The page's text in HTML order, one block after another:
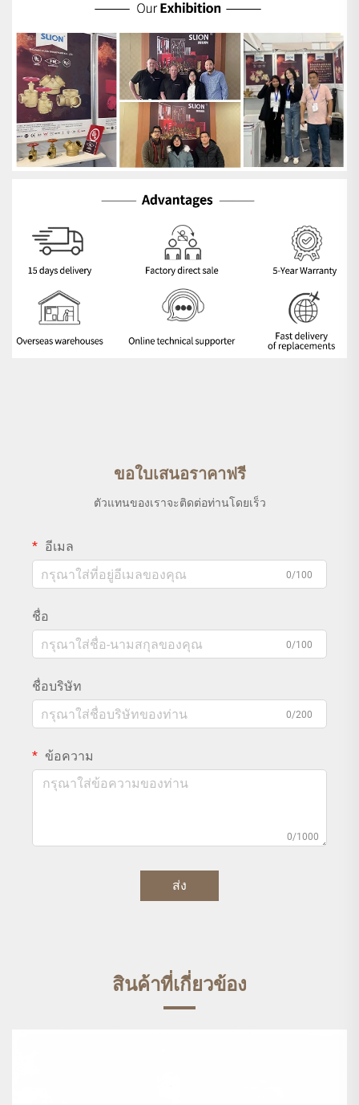
ขอใบเสนอราคาฟรี
ตัวแทนของเราจะติดต่อท่านโดยเร็ว
อีเมล
0/100
ชื่อ
0/100
ชื่อบริษัท
0/200
ข้อความ
0/1000
ส่ง
สินค้าที่เกี่ยวข้อง